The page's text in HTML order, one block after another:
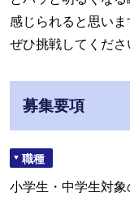
感じられると思いま
ぜひ挑戦してくださ
募集要項
職種
小学生・中学生対